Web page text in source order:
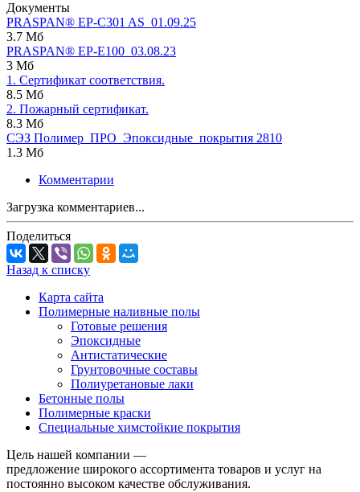
Документы
PRASPAN® ЕP-C301 AS_01.09.25
3.7 Мб
PRASPAN® EP-E100_03.08.23
3 Мб
1. Сертификат соответствия.
8.5 Мб
2. Пожарный сертификат.
8.3 Мб
СЭЗ Полимер_ПРО_Эпоксидные_покрытия 2810
1.3 Мб
Комментарии
Загрузка комментариев...
Поделиться
Назад к списку
Карта сайта
Полимерные наливные полы
Готовые решения
Эпоксидные
Антистатические
Грунтовочные составы
Полиуретановые лаки
Бетонные полы
Полимерные краски
Специальные химстойкие покрытия
Цель нашей компании —
предложение широкого ассортимента товаров и услуг на
постоянно высоком качестве обслуживания.